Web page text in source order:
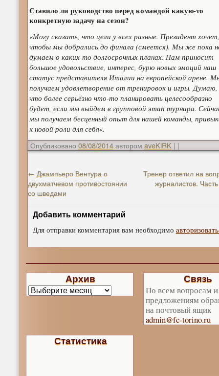
Ставило ли руководство перед командой какую-то
конкретную задачу на сезон?
«Могу сказать, что цели у всех разные. Президент хочет,
чтобы мы добрались до финала (смеется). Мы же пока
думаем о каких-то долгосрочных планах. Нам приносит
большое удовольствие, интерес, бурю новых эмоций наш
статус представителя Италии на европейской арене.
получаем удовлетворение от тренировок и игры. Думаю,
что более серьёзно что-то планировать целесообразно
будет, если мы выйдем в групповой этап турнира.
мы получаем бесценный опыт для нашей команды,
к новой роли для себя«.
Опубликовано 08/08/2014 автором aveKiRK | |
← Джампьеро Вентура о
двухматчевом противостоянии
со шведами
Тренер ответил на
журналистов.
Добавить комментарий
Для отправки комментария вам необходимо
Архив Связь
По всем вопросам и
предложениям
на почтовый ящик
admin@fc-torino.ru
Статистика